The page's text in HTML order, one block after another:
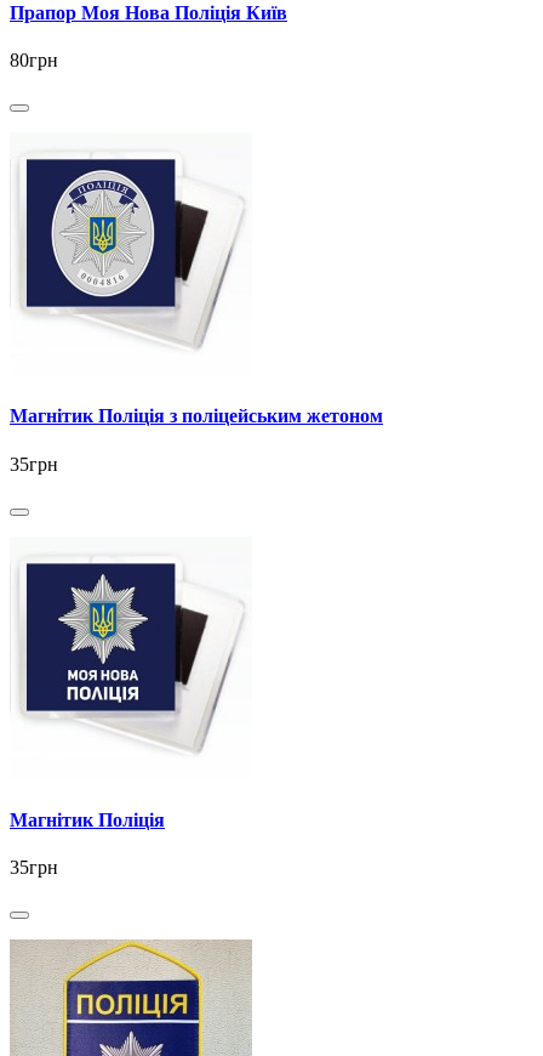
Прапор Моя Нова Поліція Київ
80грн
Магнітик Поліція з поліцейським жетоном
35грн
Магнітик Поліція
35грн